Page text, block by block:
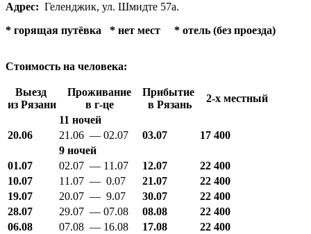
Адрес: Геленджик, ул. Шмидте 57а.
* горящая путёвка * нет мест * отель (без проезда)
Стоимость на человека:
Выезд
из Рязани
Проживание
в г-це
Прибытие
в Рязань
2-х местный
11 ночей
20.06
21.06 — 02.07 03.07
17 400
9 ночей
01.07
02.07 — 11.07 12.07
22 400
10.07
11.07 — 0.07 21.07
22 400
19.07
20.07 — 9.07 30.07
22 400
28.07
29.07 — 07.08 08.08
22 400
06.08
07.08 — 16.08 17.08
22 400